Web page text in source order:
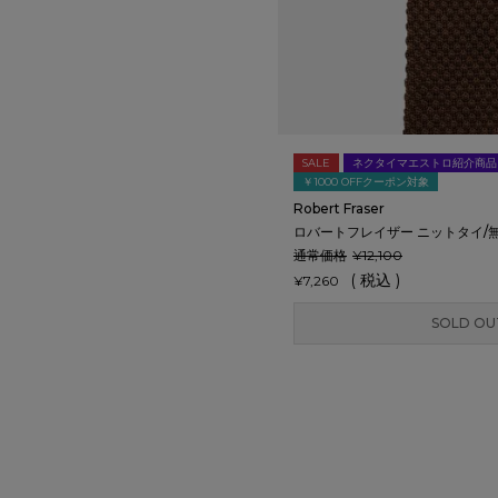
SALE
ネクタイマエストロ紹介商品
￥1000 OFFクーポン対象
Robert Fraser
ロバートフレイザー ニットタイ/
通常価格 ¥12,100
¥7,260 税込
SOLD